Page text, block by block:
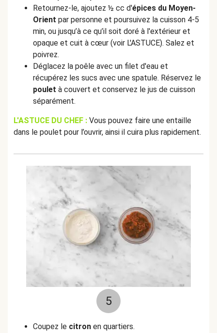
Retournez-le, ajoutez ½ cc d'épices du Moyen-
Orient par personne et poursuivez la cuisson 4-5
min, ou jusqu’à ce qu’il soit doré à l'extérieur et
opaque et cuit à cœur (voir L'ASTUCE). Salez et
poivrez.
Déglacez la poêle avec un filet d'eau et
récupérez les sucs avec une spatule. Réservez le
poulet à couvert et conservez le jus de cuisson
séparément.
L'ASTUCE DU CHEF : Vous pouvez faire une entaille
dans le poulet pour l’ouvrir, ainsi il cuira plus rapidement.
5
Coupez le citron en quartiers.